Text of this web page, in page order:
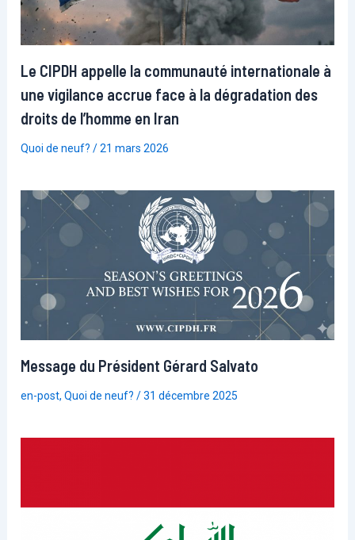
Le CIPDH appelle la communauté internationale à
une vigilance accrue face à la dégradation des
droits de l’homme en Iran
Quoi de neuf? /21 mars 2026
Message du Président Gérard Salvato
en-post,Quoi de neuf? /31 décembre 2025